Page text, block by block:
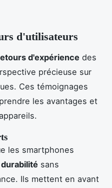
d'utilisateurs
d'expérience des
précieuse sur
Ces témoignages
les avantages et
les smartphones
durabilité sans
Ils mettent en avant